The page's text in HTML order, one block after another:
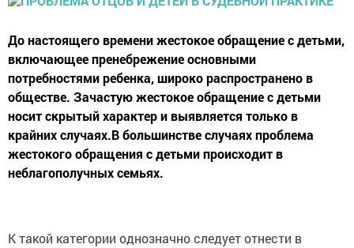
До настоящего времени жестокое обращение с детьми,
включающее пренебрежение основными
потребностями ребенка, широко распространено в
обществе. Зачастую жестокое обращение с детьми
носит скрытый характер и выявляется только в
крайних случаях.В большинстве случаях проблема
жестокого обращения с детьми происходит в
неблагополучных семьях.
К такой категории однозначно следует отнести в